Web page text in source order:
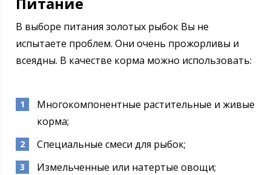
В выборе питания золотых рыбок Вы не
испытаете проблем. Они очень прожорливы и
всеядны. В качестве корма можно использовать:
Многокомпонентные растительные и живые
корма;
Специальные смеси для рыбок;
Измельченные или натертые овощи;